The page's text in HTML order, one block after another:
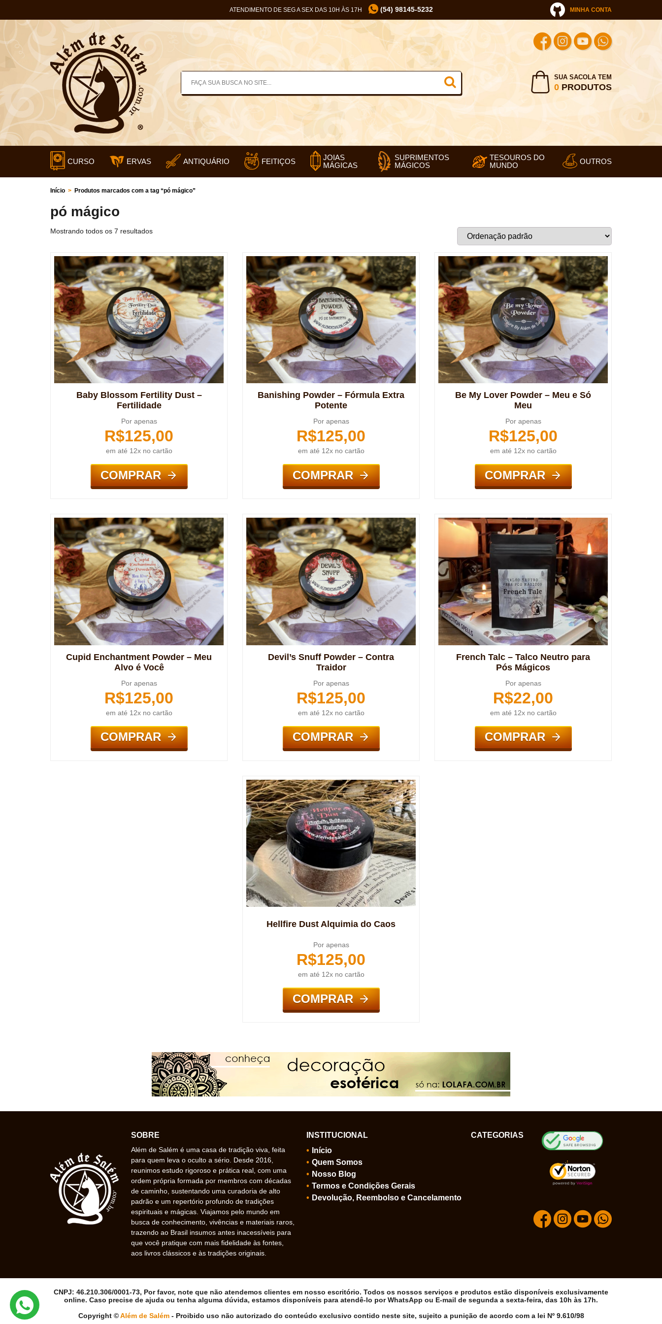
ATENDIMENTO DE SEG A SEX DAS 10H ÀS 17H (54) 98145-5232 MINHA CONTA
SUA SACOLA TEM
0PRODUTOS
CURSO ERVAS ANTIQUÁRIO FEITIÇOS
JOIAS
MÁGICAS
SUPRIMENTOS
MÁGICOS
TESOUROS DO
MUNDO
OUTROS
Início > Produtos marcados com a tag “pó mágico”
pó mágico
Mostrando todos os 7 resultados
Baby Blossom Fertility Dust –
Fertilidade
Por apenas
R$125,00
em até 12x no cartão
COMPRAR
Banishing Powder – Fórmula Extra
Potente
Por apenas
R$125,00
em até 12x no cartão
COMPRAR
Be My Lover Powder – Meu e Só
Meu
Por apenas
R$125,00
em até 12x no cartão
COMPRAR
Cupid Enchantment Powder – Meu
Alvo é Você
Por apenas
R$125,00
em até 12x no cartão
COMPRAR
Devil’s Snuff Powder – Contra
Traidor
Por apenas
R$125,00
em até 12x no cartão
COMPRAR
French Talc – Talco Neutro para
Pós Mágicos
Por apenas
R$22,00
em até 12x no cartão
COMPRAR
Hellfire Dust Alquimia do Caos
Por apenas
R$125,00
em até 12x no cartão
COMPRAR
SOBRE
Além de Salém é uma casa de tradição viva, feita
para quem leva o oculto a sério. Desde 2016,
reunimos estudo rigoroso e prática real, com uma
ordem própria formada por membros com décadas
de caminho, sustentando uma curadoria de alto
padrão e um repertório profundo de tradições
espirituais e mágicas. Viajamos pelo mundo em
busca de conhecimento, vivências e materiais raros,
trazendo ao Brasil insumos antes inacessíveis para
que você pratique com mais fidelidade às fontes,
aos livros clássicos e às tradições originais.
INSTITUCIONAL
Início
Quem Somos
Nosso Blog
Termos e Condições Gerais
Devolução, Reembolso e Cancelamento
CATEGORIAS
CNPJ: 46.210.306/0001-73, Por favor, note que não atendemos clientes em nosso escritório. Todos os nossos serviços e produtos estão disponíveis exclusivamente
online. Caso precise de ajuda ou tenha alguma dúvida, estamos disponíveis para atendê-lo por WhatsApp ou E-mail de segunda a sexta-feira, das 10h às 17h.
Copyright ©Além de Salém- Proibido uso não autorizado do conteúdo exclusivo contido neste site, sujeito a punição de acordo com a lei Nº 9.610/98